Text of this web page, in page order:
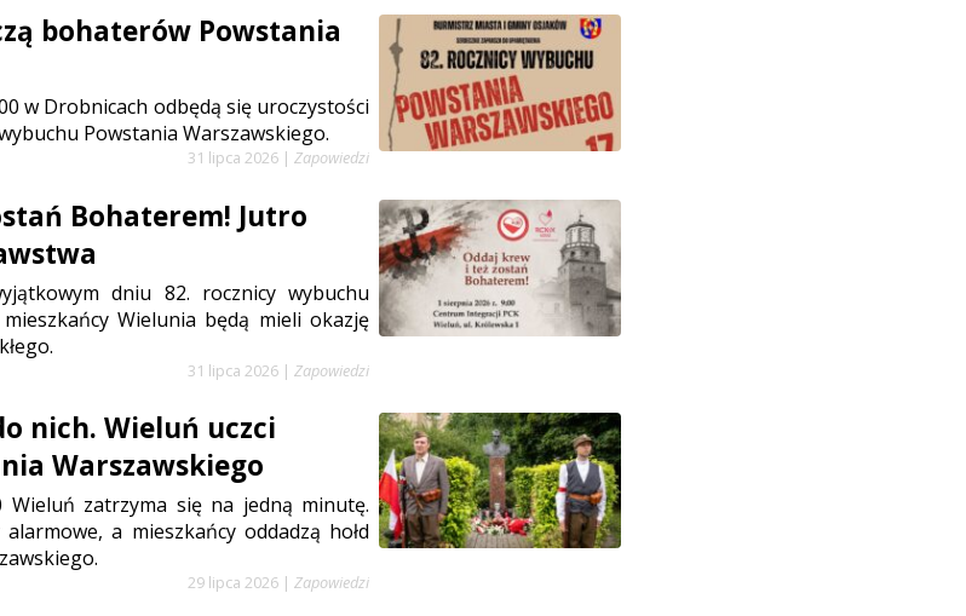
bohaterów Powstania
w Drobnicach odbędą się uroczystości
Powstania Warszawskiego.
31 lipca 2026 | Zapowiedzi
Bohaterem! Jutro
dniu 82. rocznicy wybuchu
Wielunia będą mieli okazję
31 lipca 2026 | Zapowiedzi
nich. Wieluń uczci
Warszawskiego
zatrzyma się na jedną minutę.
a mieszkańcy oddadzą hołd
29 lipca 2026 | Zapowiedzi